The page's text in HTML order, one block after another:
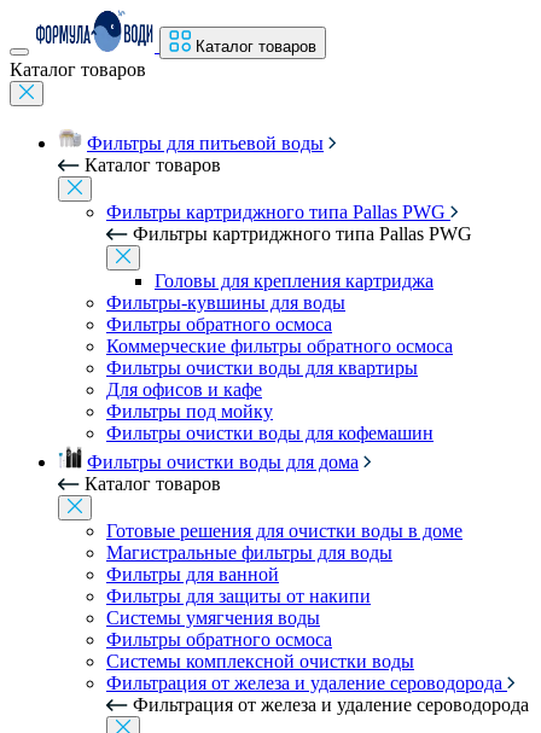
Каталог товаров
Каталог товаров
Фильтры для питьевой воды
Каталог товаров
Фильтры картриджного типа Pallas PWG
Фильтры картриджного типа Pallas PWG
Головы для крепления картриджа
Фильтры-кувшины для воды
Фильтры обратного осмоса
Коммерческие фильтры обратного осмоса
Фильтры очистки воды для квартиры
Для офисов и кафе
Фильтры под мойку
Фильтры очистки воды для кофемашин
Фильтры очистки воды для дома
Каталог товаров
Готовые решения для очистки воды в доме
Магистральные фильтры для воды
Фильтры для ванной
Фильтры для защиты от накипи
Системы умягчения воды
Фильтры обратного осмоса
Системы комплексной очистки воды
Фильтрация от железа и удаление сероводорода
Фильтрация от железа и удаление сероводорода